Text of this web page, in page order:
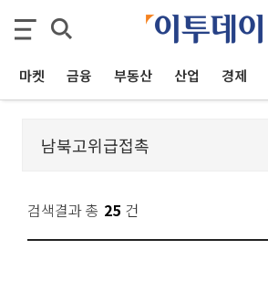
마켓 금융 부동산 산업 경제
검색결과 총 25 건